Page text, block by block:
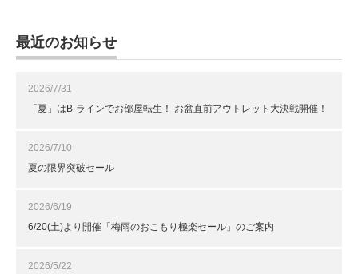
最近のお知らせ
2026/7/31
「夏」はB-ラインでお部屋転生！ お盆直前アウトレット大決戦開催！
2026/7/10
夏の限界突破セール
2026/6/19
6/20(土)より開催「梅雨のおこもり極楽セール」のご案内
2026/5/22